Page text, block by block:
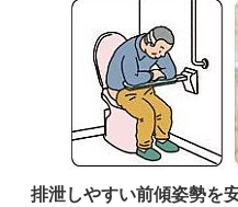
排泄しやすい前傾姿勢を